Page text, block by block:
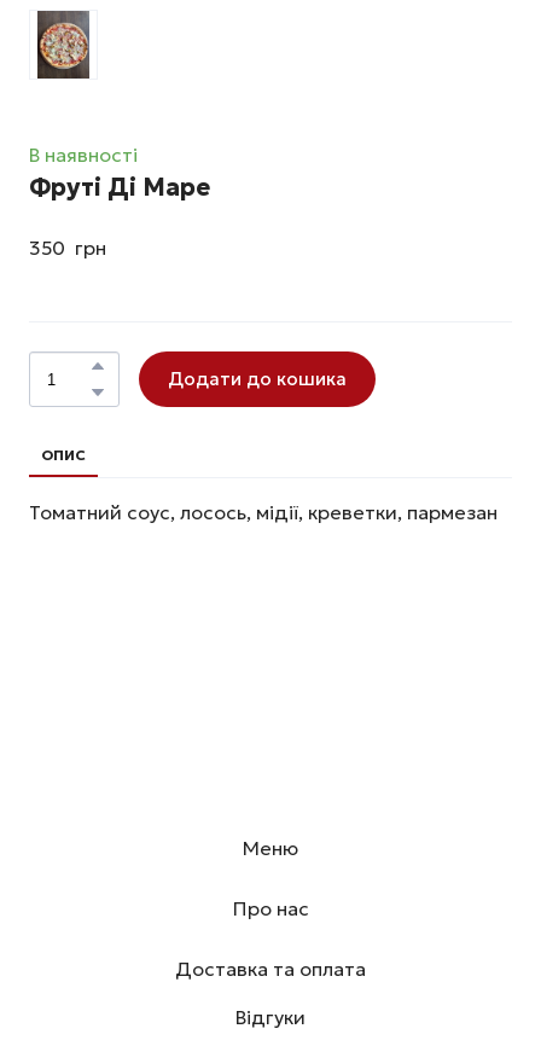
В наявності
Фруті Ді Маре
350  грн
Додати до кошика
ОПИС
Томатний соус, лосось, мідії, креветки, пармезан
Меню
Про нас
Доставка та оплата
Відгуки